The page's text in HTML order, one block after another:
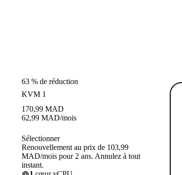
63 % de réduction
KVM 1
170,99 MAD
62,99 MAD/mois
Sélectionner
Renouvellement au prix de 103,99
MAD/mois pour 2 ans. Annulez à tout
instant.